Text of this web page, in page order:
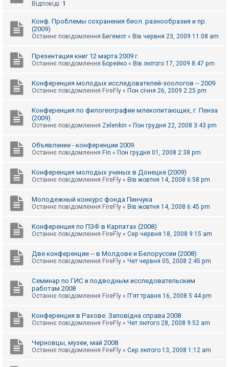
Відповіді: 1
Конф. Проблемы сохранения биол. разнообразия и пр.
(2009)
Останнє повідомлення Бегемот « Вів червня 23, 2009 11:08 am
Презентация книг 12 марта 2009 г.
Останнє повідомлення Борейко « Вів лютого 17, 2009 8:47 pm
Конференция молодых исследователей-зоологов -- 2009
Останнє повідомлення FireFly « Пон січня 26, 2009 2:25 pm
Конференция по филогеографии млекопитающих, г. Пенза
(2009)
Останнє повідомлення Zelenkin « Пон грудня 22, 2008 3:43 pm
Объявление - конференции 2009.
Останнє повідомлення Fin « Пон грудня 01, 2008 2:38 pm
Конференция молодых ученых в Донецке (2009)
Останнє повідомлення FireFly « Вів жовтня 14, 2008 6:58 pm
Молодежный конкурс фонда Пинчука
Останнє повідомлення FireFly « Вів жовтня 14, 2008 6:45 pm
Конференция по ПЗФ в Карпатах (2008)
Останнє повідомлення FireFly « Сер червня 18, 2008 9:15 am
Две конференции -- в Молдове и Белоруссии (2008)
Останнє повідомлення FireFly « Чет червня 05, 2008 2:45 pm
Семинар по ГИС и подводным исследовательским
работам 2008
Останнє повідомлення FireFly « П'ят травня 16, 2008 5:44 pm
Конференция в Рахове: Заповідна справа 2008
Останнє повідомлення FireFly « Чет лютого 28, 2008 9:52 am
Черновцы, музеи, май 2008
Останнє повідомлення FireFly « Сер лютого 13, 2008 1:12 am